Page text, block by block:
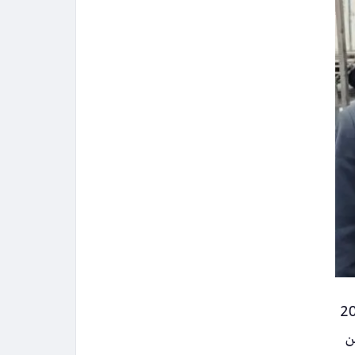
نقابة المهندسين المصرية 2026